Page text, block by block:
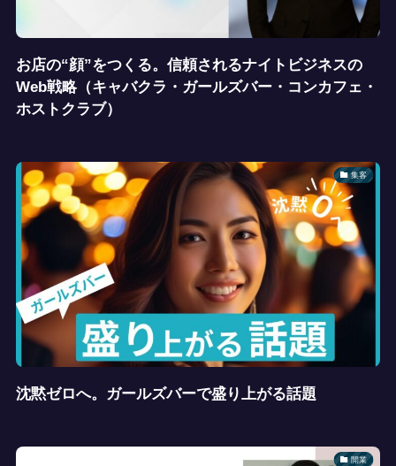
お店の“顔”をつくる。信頼されるナイトビジネスの
Web戦略（キャバクラ・ガールズバー・コンカフェ・
ホストクラブ）
集客
沈黙ゼロへ。ガールズバーで盛り上がる話題
開業